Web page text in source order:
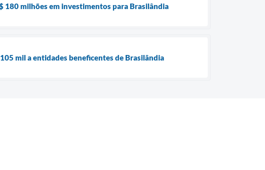
180 milhões em investimentos para Brasilândia
mil a entidades beneficentes de Brasilândia